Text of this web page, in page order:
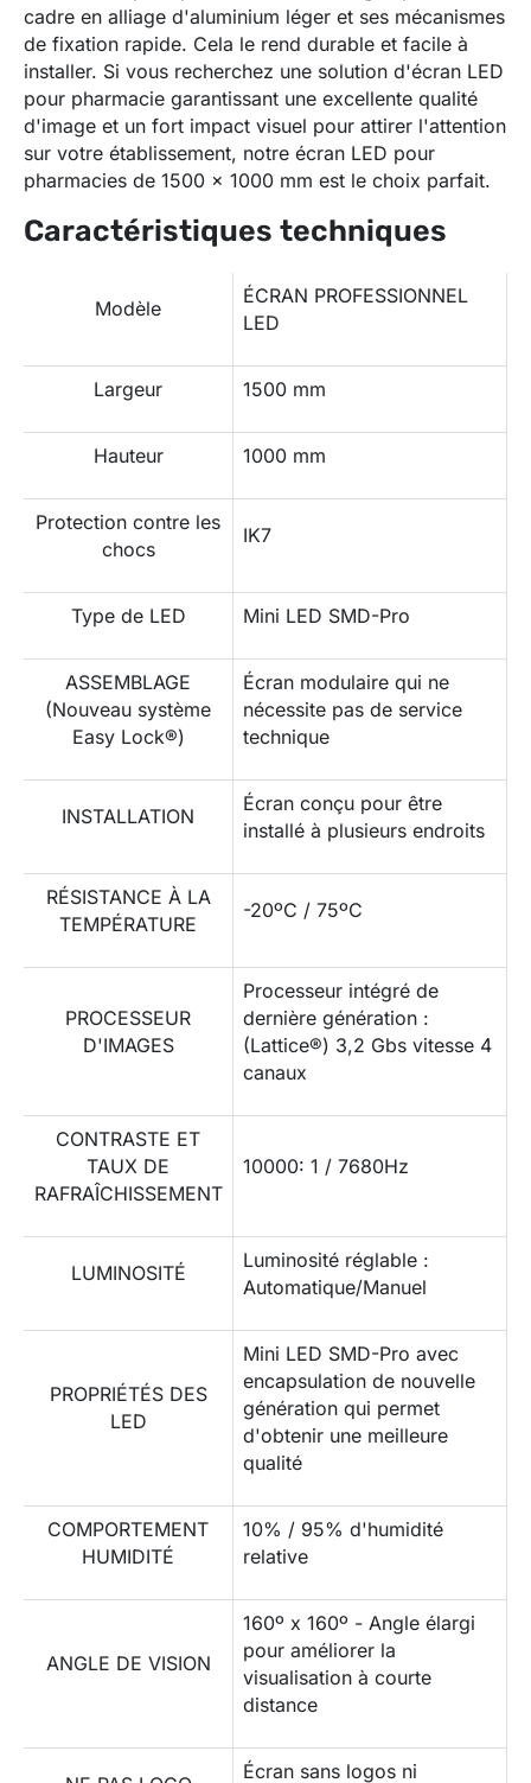
cadre en alliage d'aluminium léger et ses mécanismes
de fixation rapide. Cela le rend durable et facile à
installer. Si vous recherchez une solution d'écran LED
pour pharmacie garantissant une excellente qualité
d'image et un fort impact visuel pour attirer l'attention
sur votre établissement, notre écran LED pour
pharmacies de 1500 x 1000 mm est le choix parfait.
Caractéristiques techniques
Modèle
ÉCRAN PROFESSIONNEL
LED
Largeur 1500 mm
Hauteur 1000 mm
Protection contre les
chocs
IK7
Type de LED Mini LED SMD-Pro
ASSEMBLAGE
(Nouveau système
Easy Lock®)
Écran modulaire qui ne
nécessite pas de service
technique
INSTALLATION
Écran conçu pour être
installé à plusieurs endroits
RÉSISTANCE À LA
TEMPÉRATURE
-20ºC / 75ºC
PROCESSEUR
D'IMAGES
Processeur intégré de
dernière génération :
(Lattice®) 3,2 Gbs vitesse 4
canaux
CONTRASTE ET
TAUX DE
RAFRAÎCHISSEMENT
10000: 1 / 7680Hz
LUMINOSITÉ
Luminosité réglable :
Automatique/Manuel
PROPRIÉTÉS DES
LED
Mini LED SMD-Pro avec
encapsulation de nouvelle
génération qui permet
d'obtenir une meilleure
qualité
COMPORTEMENT
HUMIDITÉ
10% / 95% d'humidité
relative
ANGLE DE VISION
160º x 160º - Angle élargi
pour améliorer la
visualisation à courte
distance
Écran sans logos ni